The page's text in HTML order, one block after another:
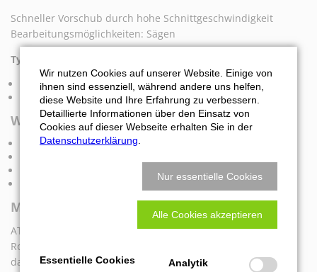
Schneller Vorschub durch hohe Schnittgeschwindigkeit
Bearbeitungsmöglichkeiten: Sägen
Typische Anwendungsgebiete:
Türen:Ziernuten aller Art
Fassaden:V-Nuten
Werkzeuganbindungen
ATlock
weitere Anbindungen auf Anfrage
Maschinenanbindung:
ATEMAG Aggregate werden auf allen CNC Maschinen und
Robotersystemen eingesetzt. Die Maschinenanbindung wird
dabei exakt auf die technischen Anforderungen der CNC
Wir nutzen Cookies auf unserer Website. Einige von
ihnen sind essenziell, während andere uns helfen,
diese Website und Ihre Erfahrung zu verbessern.
Detaillierte Informationen über den Einsatz von
Cookies auf dieser Webseite erhalten Sie in der
Datenschutzerklärung.
Nur essentielle Cookies
Alle Cookies akzeptieren
Essentielle Cookies Analytik